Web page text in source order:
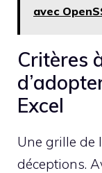
avec
Critères
Excel
Une grille de
déceptions.